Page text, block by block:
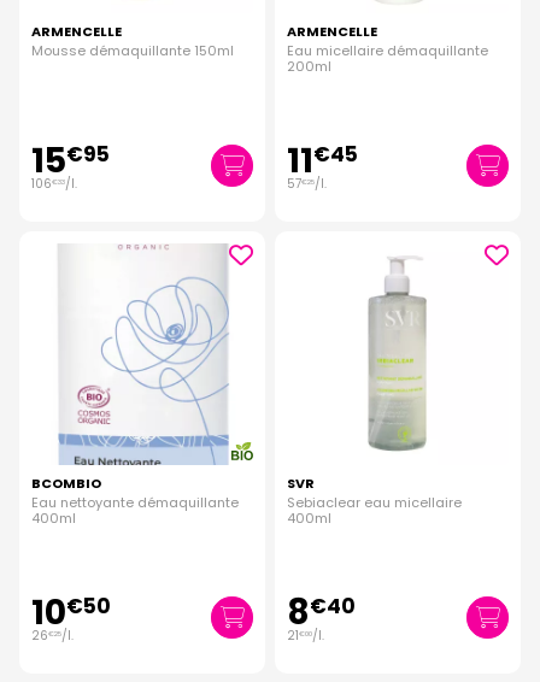
ARMENCELLE
Mousse démaquillante 150ml
15€95
106€33/l.
ARMENCELLE
Eau micellaire démaquillante
200ml
11€45
57€25/l.
BCOMBIO
Eau nettoyante démaquillante
400ml
10€50
26€25/l.
SVR
Sebiaclear eau micellaire
400ml
8€40
21€00/l.